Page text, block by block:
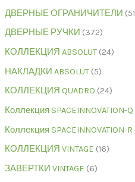
ДВЕРНЫЕ ОГРАНИЧИТЕЛИ 51
ДВЕРНЫЕ РУЧКИ 372
КОЛЛЕКЦИЯ ABSOLUT 24
НАКЛАДКИ ABSOLUT 5
КОЛЛЕКЦИЯ QUADRO 24
Коллекция SPACEINNOVATION-Q
Коллекция SPACEINNOVATION-R
КОЛЛЕКЦИЯ VINTAGE 16
ЗАВЕРТКИ VINTAGE 6